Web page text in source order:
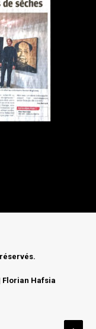
Florian Hafsia